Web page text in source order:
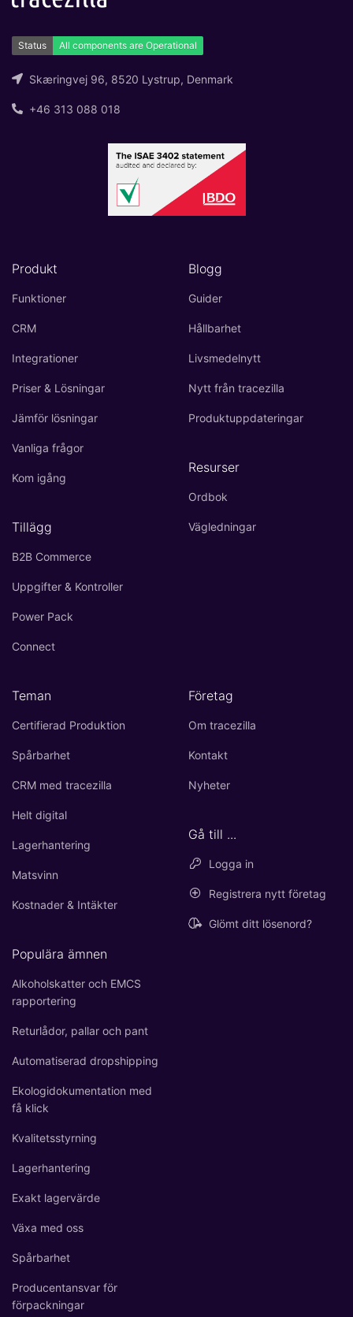
Skæringvej 96, 8520 Lystrup, Denmark
+46 313 088 018
Produkt
Funktioner
CRM
Integrationer
Priser & Lösningar
Jämför lösningar
Vanliga frågor
Kom igång
Tillägg
B2B Commerce
Uppgifter & Kontroller
Power Pack
Connect
Blogg
Guider
Hållbarhet
Livsmedelnytt
Nytt från tracezilla
Produktuppdateringar
Resurser
Ordbok
Vägledningar
Teman
Certifierad Produktion
Spårbarhet
CRM med tracezilla
Helt digital
Lagerhantering
Matsvinn
Kostnader & Intäkter
Populära ämnen
Alkoholskatter och EMCS
rapportering
Returlådor, pallar och pant
Automatiserad dropshipping
Ekologidokumentation med
få klick
Kvalitetsstyrning
Lagerhantering
Exakt lagervärde
Växa med oss
Spårbarhet
Producentansvar för
förpackningar
Företag
Om tracezilla
Kontakt
Nyheter
Gå till ...
Logga in
Registrera nytt företag
Glömt ditt lösenord?